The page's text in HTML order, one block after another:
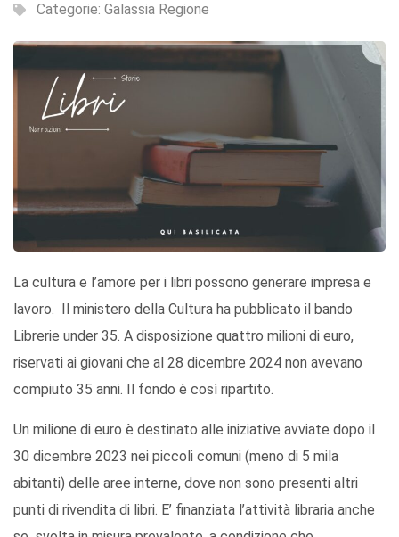
Categorie: Galassia Regione
La cultura e l’amore per i libri possono generare impresa e
lavoro. Il ministero della Cultura ha pubblicato il bando
Librerie under 35. A disposizione quattro milioni di euro,
riservati ai giovani che al 28 dicembre 2024 non avevano
compiuto 35 anni. Il fondo è così ripartito.
Un milione di euro è destinato alle iniziative avviate dopo il
30 dicembre 2023 nei piccoli comuni (meno di 5 mila
abitanti) delle aree interne, dove non sono presenti altri
punti di rivendita di libri. E’ finanziata l’attività libraria anche